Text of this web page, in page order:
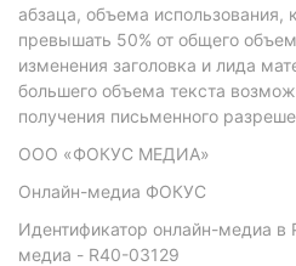
абзаца, объема использования,
превышать 50% от общего
изменения заголовка и лида
большего объема текста
получения письменного
ООО «ФОКУС МЕДИА»
Онлайн-медиа ФОКУС
Идентификатор онлайн-медиа в
медиа - R40-03129